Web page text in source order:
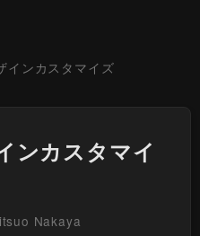
インカスタマイズ
ンカスタマイ
Nakaya